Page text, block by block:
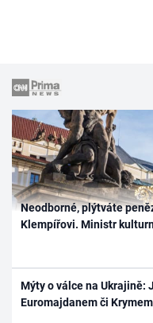
Neodborné, plýtváte
Klempířovi. Ministr
Mýty o válce na Ukrajině:
Euromajdanem či